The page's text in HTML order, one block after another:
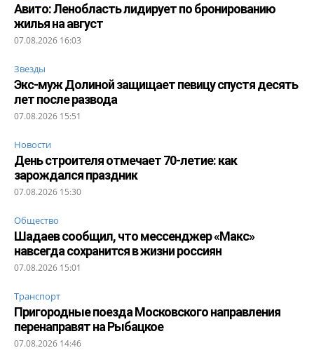
Авито: Ленобласть лидирует по бронированию
жилья на август
07.08.2026 16:03
Звезды
Экс-муж Долиной защищает певицу спустя десять
лет после развода
07.08.2026 15:51
Новости
День строителя отмечает 70-летие: как
зарождался праздник
07.08.2026 15:30
Общество
Шадаев сообщил, что мессенджер «Макс»
навсегда сохранится в жизни россиян
07.08.2026 15:01
Транспорт
Пригородные поезда Московского направления
перенаправят на Рыбацкое
07.08.2026 14:46